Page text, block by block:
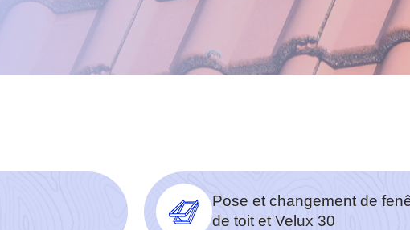
Pose et changement de
de toit et Velux 30